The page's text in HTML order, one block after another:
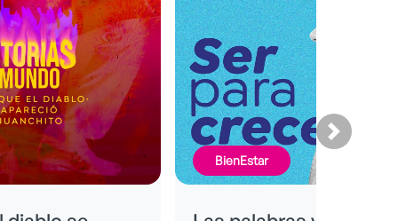
FinancieraMente